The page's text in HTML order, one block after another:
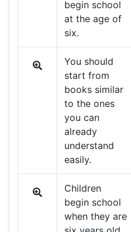
begin school
at the age of
six.
You should
start from
books similar
to the ones
you can
already
understand
easily.
Children
begin school
when they are